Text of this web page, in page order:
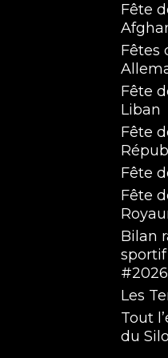
Fête
Fêtes
Fête
Liban
Fête
Fête
Fête
Bilan
#2026
Les
Tout
du Silo